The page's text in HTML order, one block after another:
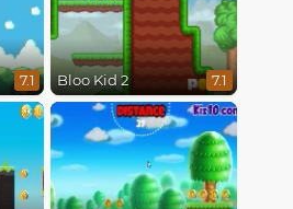
7.1 Bloo Kid 2 7.1